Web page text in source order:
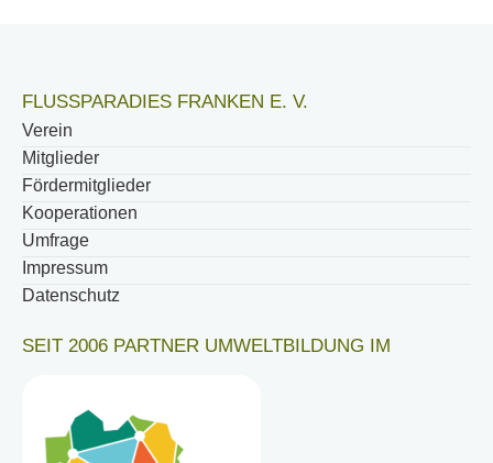
FLUSSPARADIES FRANKEN E. V.
Verein
Mitglieder
Fördermitglieder
Kooperationen
Umfrage
Impressum
Datenschutz
SEIT 2006 PARTNER UMWELTBILDUNG IM